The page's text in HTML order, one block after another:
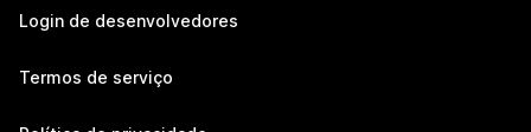
Login de desenvolvedores
Termos de serviço